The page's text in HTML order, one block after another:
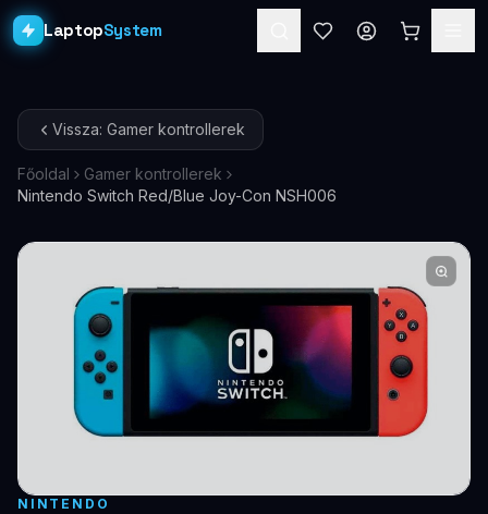
LaptopSystem
Asztali PC-k
Workstation PRO
Dokkolók
Kiegészítők
Blog
Vissza: Gamer kontrollerek
Főoldal
Gamer kontrollerek
Nintendo Switch Red/Blue Joy-Con NSH006
NINTENDO